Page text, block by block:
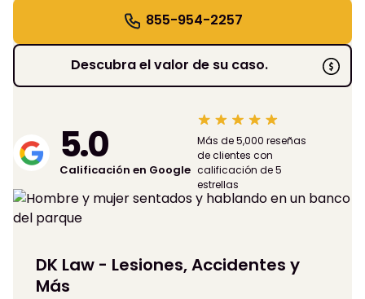
855-954-2257
Descubra el valor de su caso.
5.0
Calificación en Google
Más de 5,000 reseñas
de clientes con
calificación de 5
estrellas
DK Law - Lesiones, Accidentes y
Más